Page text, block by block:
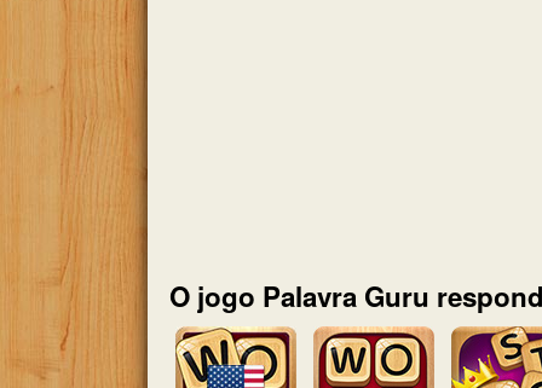
O jogo Palavra Guru